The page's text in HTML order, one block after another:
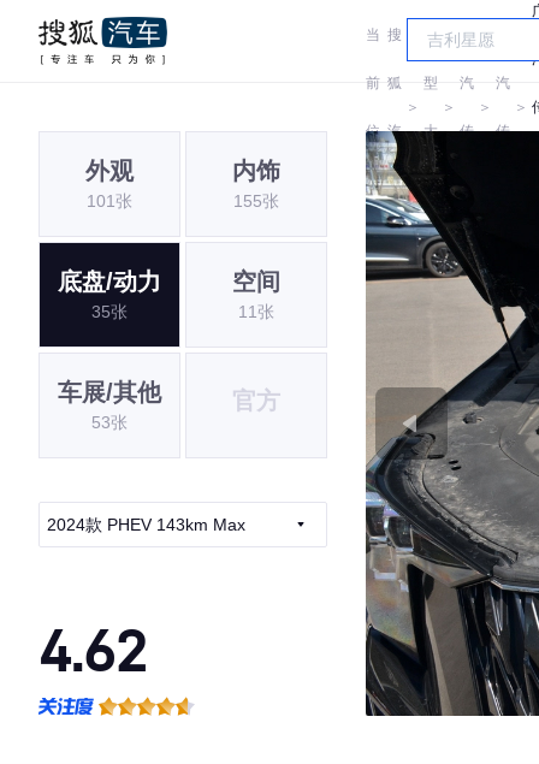
当
前
位
置:
搜
狐
汽
车
＞
车
型
大
全
＞
广
汽
传
＞
汽
传
＞
外观
101张
内饰
155张
底盘/动力
35张
空间
11张
车展/其他
53张
官方
2024款 PHEV 143km Max
4.62